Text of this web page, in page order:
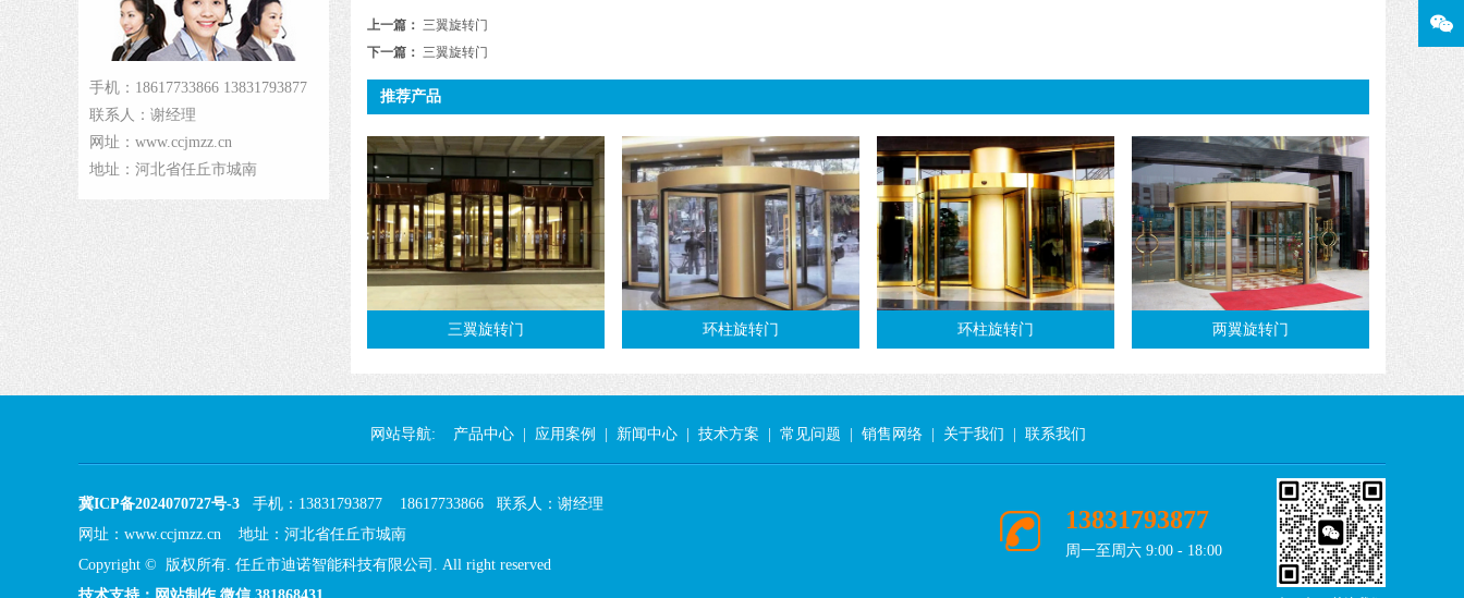
手机：18617733866 13831793877
联系人：谢经理
网址：www.ccjmzz.cn
地址：河北省任丘市城南
上一篇： 三翼旋转门
下一篇： 三翼旋转门
推荐产品
三翼旋转门 环柱旋转门 环柱旋转门 两翼旋转门
网站导航: 产品中心 应用案例 新闻中心 技术方案 常见问题 销售网络 关于我们 联系我们
冀ICP备2024070727号-3
手机：13831793877 18617733866 联系人：谢经理
网址：www.ccjmzz.cn 地址：河北省任丘市城南
Copyright © 版权所有. 任丘市迪诺智能科技有限公司. All right reserved
13831793877
周一至周六 9:00 - 18:00